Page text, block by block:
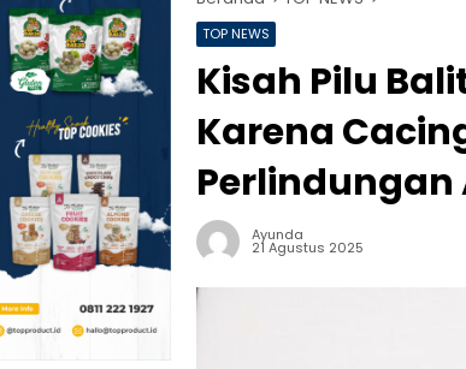
TOP NEWS
Kisah Pilu
Karena
Perlindungan
Ayunda
21 Agustus 2025